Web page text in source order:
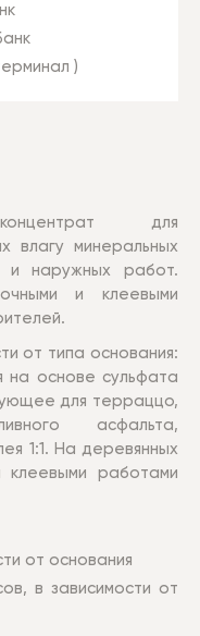
)
концентрат для
влагу минеральных
и наружных работ.
и клеевыми
от типа основания:
на основе сульфата
для терраццо,
асфальта,
1:1. На деревянных
работами
от основания
в зависимости от